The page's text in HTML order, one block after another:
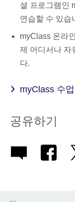
셜 프로그램인
연습할 수 있습
myClass 온라
제 어디서나 자
다.
myClass 수
공유하기